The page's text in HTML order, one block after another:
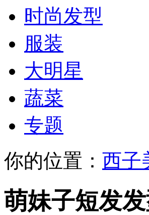
时尚发型
服装
大明星
蔬菜
专题
你的位置： 西子
萌妹子短发